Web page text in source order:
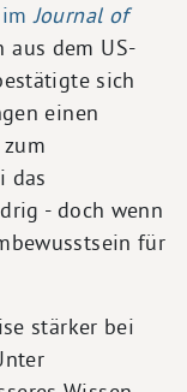
imJournal of
aus dem US-
sich
einen
das
- doch wenn
für
stärker bei